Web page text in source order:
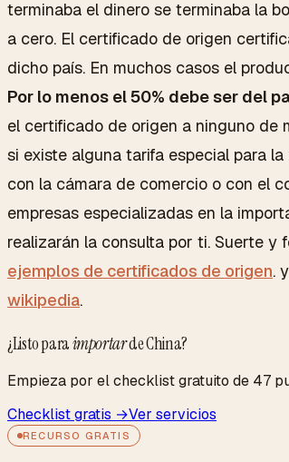
terminaba el dinero se terminaba la
a cero. El certificado de origen
dicho país. En muchos casos el
Por lo menos el 50% debe ser del
el certificado de origen a ninguno de
si existe alguna tarifa especial para
con la cámara de comercio o con el
empresas especializadas en la
realizarán la consulta por ti. Suerte y
ejemplos de certificados de origen. y
wikipedia.
¿Listo paraimportarde China?
Empieza por el checklist gratuito de 47
Checklist gratis →Ver servicios
RECURSO GRATIS